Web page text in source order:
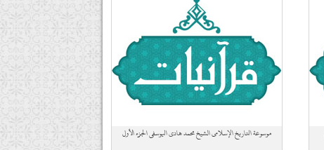
موسوعة التاريخ الإسلامي الشيخ محمد هادي اليوسفي الجزء الأول